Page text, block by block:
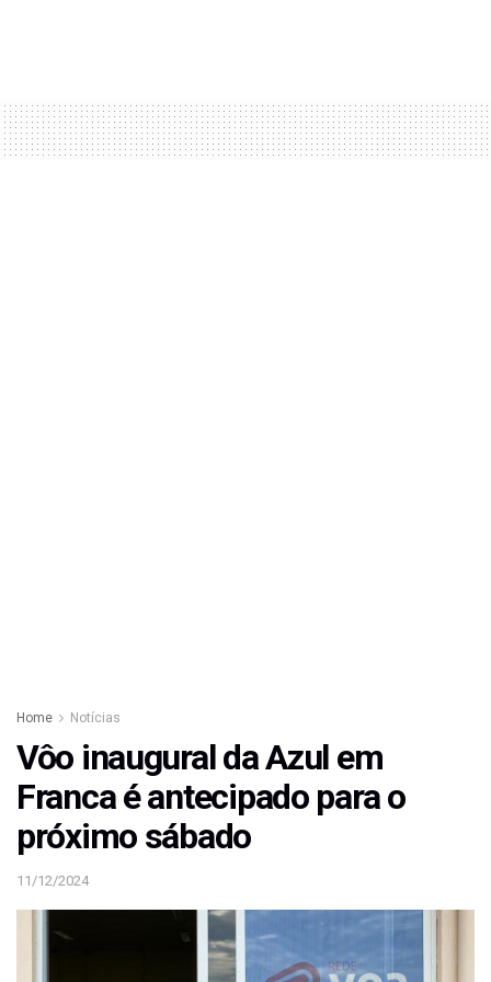
Home Notícias
Vôo inaugural da Azul em
Franca é antecipado para o
próximo sábado
11/12/2024